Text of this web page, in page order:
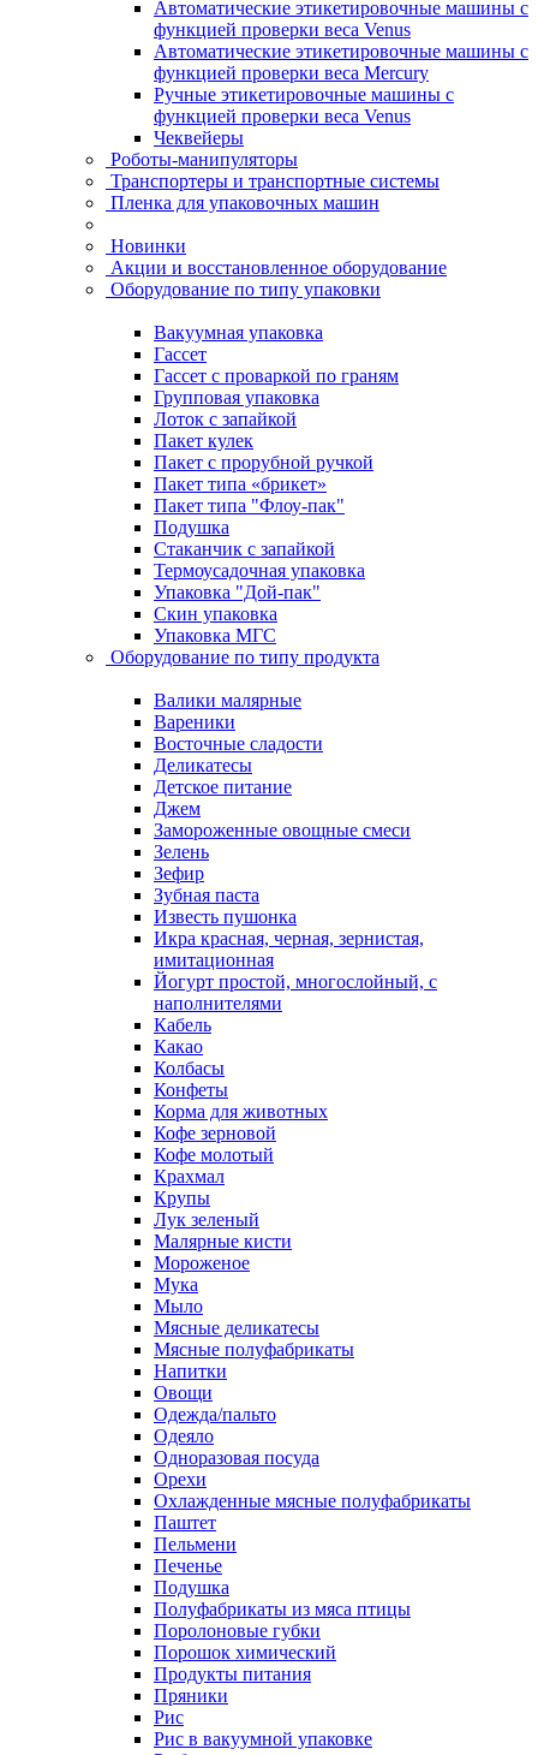
Автоматические этикетировочные машины с
функцией проверки веса Venus
Автоматические этикетировочные машины с
функцией проверки веса Mercury
Ручные этикетировочные машины с
функцией проверки веса Venus
Чеквейеры
Роботы-манипуляторы
Транспортеры и транспортные системы
Пленка для упаковочных машин
Новинки
Акции и восстановленное оборудование
Оборудование по типу упаковки
Вакуумная упаковка
Гассет
Гассет с проваркой по граням
Групповая упаковка
Лоток с запайкой
Пакет кулек
Пакет с прорубной ручкой
Пакет типа «брикет»
Пакет типа "Флоу-пак"
Подушка
Стаканчик с запайкой
Термоусадочная упаковка
Упаковка "Дой-пак"
Скин упаковка
Упаковка МГС
Оборудование по типу продукта
Валики малярные
Вареники
Восточные сладости
Деликатесы
Детское питание
Джем
Замороженные овощные смеси
Зелень
Зефир
Зубная паста
Известь пушонка
Икра красная, черная, зернистая,
имитационная
Йогурт простой, многослойный, с
наполнителями
Кабель
Какао
Колбасы
Конфеты
Корма для животных
Кофе зерновой
Кофе молотый
Крахмал
Крупы
Лук зеленый
Малярные кисти
Мороженое
Мука
Мыло
Мясные деликатесы
Мясные полуфабрикаты
Напитки
Овощи
Одежда/пальто
Одеяло
Одноразовая посуда
Орехи
Охлажденные мясные полуфабрикаты
Паштет
Пельмени
Печенье
Подушка
Полуфабрикаты из мяса птицы
Поролоновые губки
Порошок химический
Продукты питания
Пряники
Рис
Рис в вакуумной упаковке